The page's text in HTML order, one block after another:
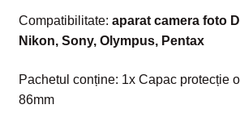
Compatibilitate: aparat camera foto
Nikon, Sony, Olympus, Pentax
Pachetul conține: 1x Capac protecție
86mm